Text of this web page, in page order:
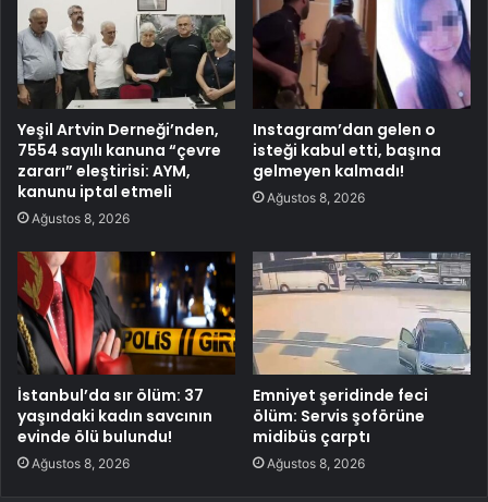
Yeşil Artvin Derneği’nden,
7554 sayılı kanuna “çevre
zararı” eleştirisi: AYM,
kanunu iptal etmeli
Ağustos 8, 2026
Instagram’dan gelen o
isteği kabul etti, başına
gelmeyen kalmadı!
Ağustos 8, 2026
İstanbul’da sır ölüm: 37
yaşındaki kadın savcının
evinde ölü bulundu!
Ağustos 8, 2026
Emniyet şeridinde feci
ölüm: Servis şoförüne
midibüs çarptı
Ağustos 8, 2026